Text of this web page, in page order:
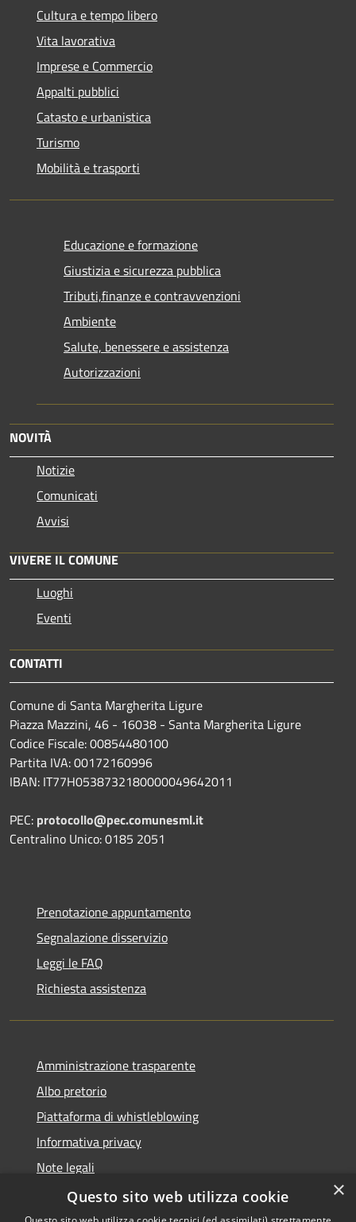
Cultura e tempo libero
Vita lavorativa
Imprese e Commercio
Appalti pubblici
Catasto e urbanistica
Turismo
Mobilità e trasporti
Educazione e formazione
Giustizia e sicurezza pubblica
Tributi,finanze e contravvenzioni
Ambiente
Salute, benessere e assistenza
Autorizzazioni
NOVITÀ
Notizie
Comunicati
Avvisi
VIVERE IL COMUNE
Luoghi
Eventi
CONTATTI
Comune di Santa Margherita Ligure
Piazza Mazzini, 46 - 16038 - Santa Margherita Ligure
Codice Fiscale: 00854480100
Partita IVA: 00172160996
IBAN: IT77H0538732180000049642011
PEC: protocollo@pec.comunesml.it
Centralino Unico: 0185 2051
Prenotazione appuntamento
Segnalazione disservizio
Leggi le FAQ
Richiesta assistenza
Amministrazione trasparente
Albo pretorio
Piattaforma di whistleblowing
Informativa privacy
Note legali
Dichiarazione di accessibilità
×
Questo sito web utilizza cookie